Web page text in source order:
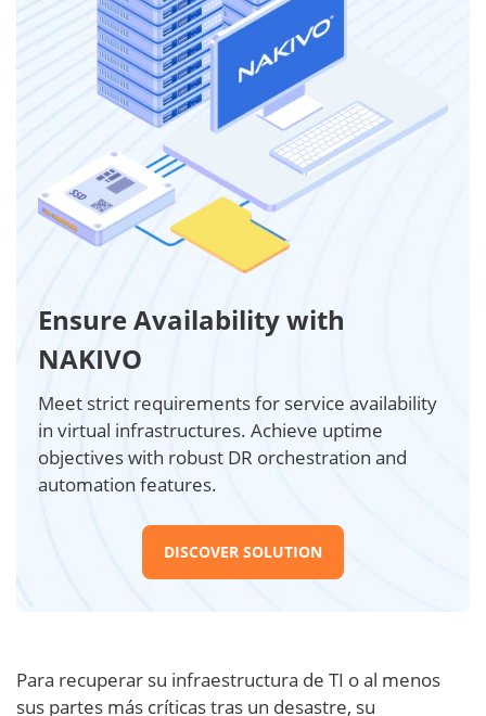
Ensure Availability with
NAKIVO
Meet strict requirements for service availability
in virtual infrastructures. Achieve uptime
objectives with robust DR orchestration and
automation features.
DISCOVER SOLUTION
Para recuperar su infraestructura de TI o al menos
sus partes más críticas tras un desastre, su